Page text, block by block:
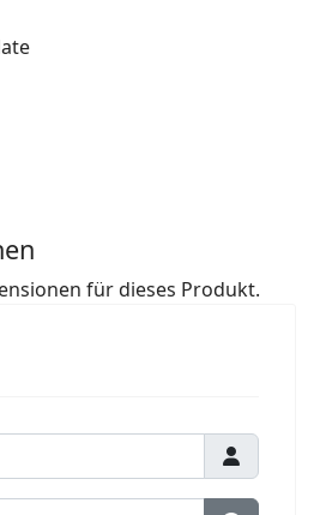
für dieses Produkt.